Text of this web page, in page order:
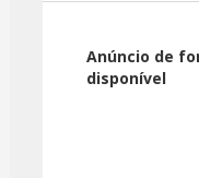
Anúncio de
disponível